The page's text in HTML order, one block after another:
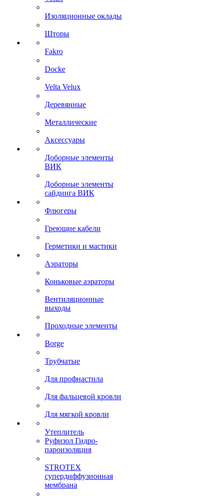
Изоляционные оклады
Шторы
Fakro
Docke
Velta Velux
Деревянные
Металлические
Аксессуары
Доборные элементы
ВИК
Доборные элементы
сайдинга ВИК
Флюгеры
Греющие кабели
Герметики и мастики
Аэраторы
Коньковые аэраторы
Вентиляционные
выходы
Проходные элементы
Borge
Трубчатые
Для профнастила
Для фальцевой кровли
Для мягкой кровли
Утеплитель
Руфизол Гидро-
пароизоляция
STROTEX
супердиффузионная
мембрана